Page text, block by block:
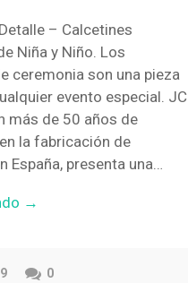
– Calcetines
Niña y Niño. Los
ceremonia son una pieza
evento especial. JC
más de 50 años de
la fabricación de
España, presenta una…
→
0